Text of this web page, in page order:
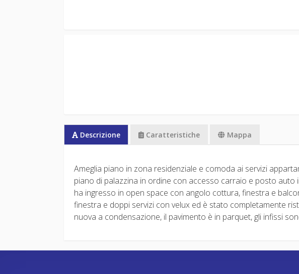
Descrizione Caratteristiche Mappa
Ameglia piano in zona residenziale e comoda ai servizi
piano di palazzina in ordine con accesso carraio e posto auto
ha ingresso in open space con angolo cottura, finestra e
finestra e doppi servizi con velux ed è stato completamente
nuova a condensazione, il pavimento è in parquet, gli infissi